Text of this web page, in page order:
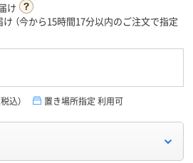
け
け （今から15時間17分以内のご注文で指定
税込） 置き場所指定 利用可